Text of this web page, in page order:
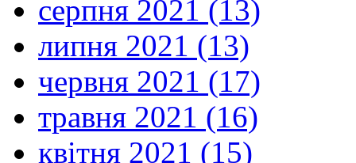
серпня 2021 (13)
липня 2021 (13)
червня 2021 (17)
травня 2021 (16)
квітня 2021 (15)